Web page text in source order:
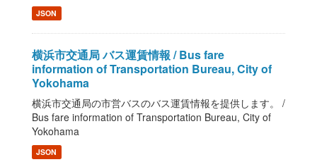
JSON
横浜市交通局 バス運賃情報 / Bus fare
information of Transportation Bureau, City of
Yokohama
横浜市交通局の市営バスのバス運賃情報を提供します。 /
Bus fare information of Transportation Bureau, City of
Yokohama
JSON